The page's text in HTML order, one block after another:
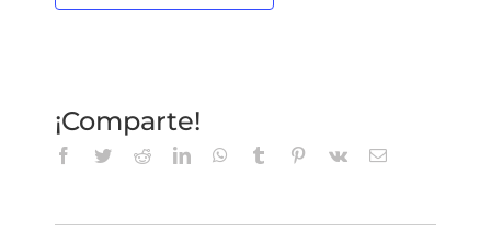
¡Comparte!
Facebook
TwitterRedditLinkedInWhatsApp
Tumblr Pinterest
Vk
Correo